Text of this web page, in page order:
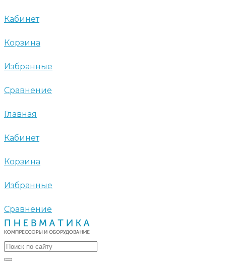
Кабинет
Корзина
Избранные
Сравнение
Главная
Кабинет
Корзина
Избранные
Сравнение